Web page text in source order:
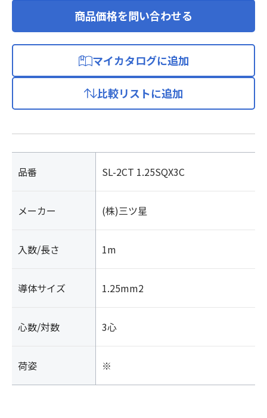
商品価格を問い合わせる
マイカタログに追加
比較リストに追加
品番 SL-2CT 1.25SQX3C
メーカー (株)三ツ星
入数/長さ 1m
導体サイズ 1.25mm2
心数/対数 3心
荷姿 ※